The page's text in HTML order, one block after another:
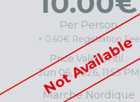
Not Available
Per Person
+ 0.60€ Registration Fee
Price Valid Until :
Jun 06, 2026, 11:55 PM
Marche Nordique